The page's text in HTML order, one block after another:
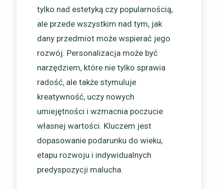
tylko nad estetyką czy popularnością,
ale przede wszystkim nad tym, jak
dany przedmiot może wspierać jego
rozwój. Personalizacja może być
narzędziem, które nie tylko sprawia
radość, ale także stymuluje
kreatywność, uczy nowych
umiejętności i wzmacnia poczucie
własnej wartości. Kluczem jest
dopasowanie podarunku do wieku,
etapu rozwoju i indywidualnych
predyspozycji malucha.